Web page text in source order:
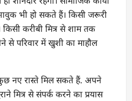
भी हो सकते हैं। किसी जरूरी
करीबी मित्र से शाम तक
से परिवार में खुशी का माहौल
रास्ते मिल सकते हैं. अपने
मित्र से संपर्क करने का प्रयास